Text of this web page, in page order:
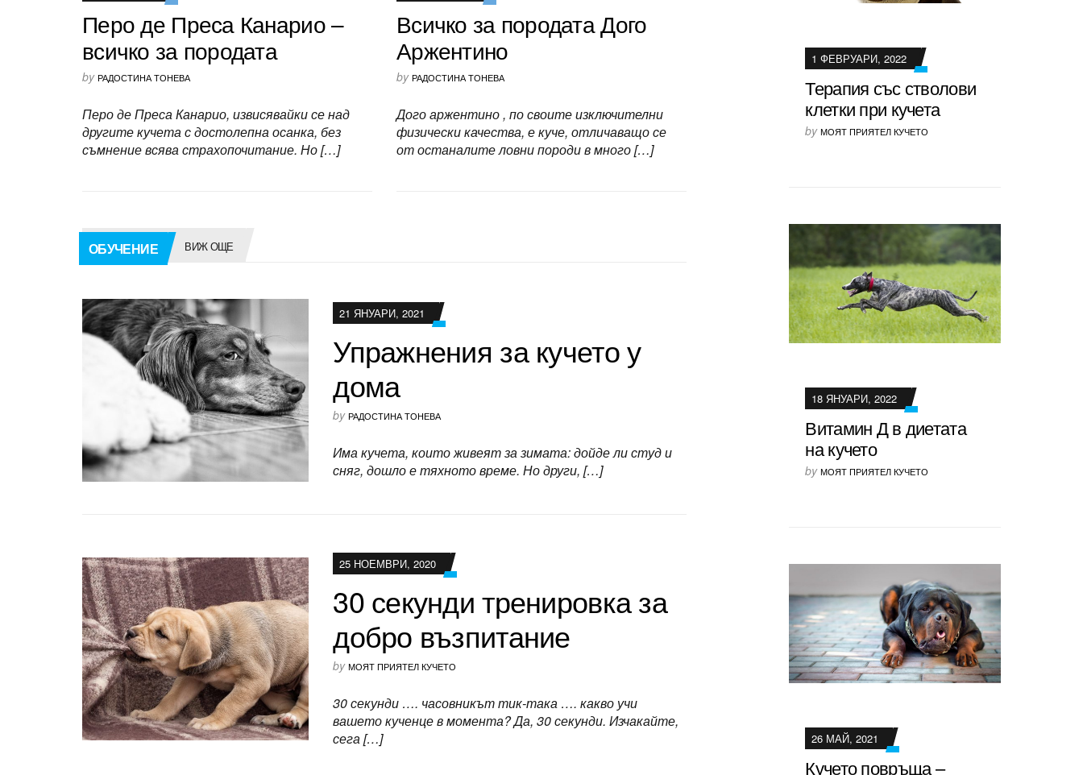
Перо де Преса Канарио –
всичко за породата
by РАДОСТИНА ТОНЕВА
Перо де Преса Канарио, извисявайки се над
другите кучета с достолепна осанка, без
съмнение всява страхопочитание. Но […]
Всичко за породата Дого
Аржентино
by РАДОСТИНА ТОНЕВА
Дого аржентино , по своите изключителни
физически качества, е куче, отличаващо се
от останалите ловни породи в много […]
ОБУЧЕНИЕ ВИЖ ОЩЕ
21 ЯНУАРИ, 2021
Упражнения за кучето у
дома
by РАДОСТИНА ТОНЕВА
Има кучета, които живеят за зимата: дойде ли студ и
сняг, дошло е тяхното време. Но други, […]
25 НОЕМВРИ, 2020
30 секунди тренировка за
добро възпитание
by МОЯТ ПРИЯТЕЛ КУЧЕТО
30 секунди …. часовникът тик-така …. какво учи
вашето кученце в момента? Да, 30 секунди. Изчакайте,
сега […]
1 ФЕВРУАРИ, 2022
Терапия със стволови
клетки при кучета
by МОЯТ ПРИЯТЕЛ КУЧЕТО
18 ЯНУАРИ, 2022
Витамин Д в диетата
на кучето
by МОЯТ ПРИЯТЕЛ КУЧЕТО
26 МАЙ, 2021
Кучето повръща –